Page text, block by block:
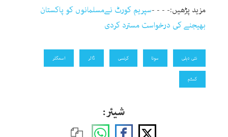
مزید پڑھیں:- - - -سپریم کورٹ نےمسلمانوں کو پاکستان
بھیجنے کی درخواست مسترد کردی
نئی دہلی سونا کرنسی ڈالر اسمگلر
کسٹم
شیئر: